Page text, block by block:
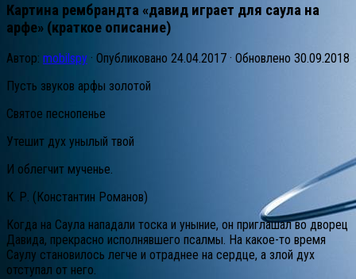
Картина рембрандта «давид играет для саула на
арфе» (краткое описание)
Автор: mobilspy · Опубликовано 24.04.2017 · Обновлено 30.09.2018
Пусть звуков арфы золотой
Святое песнопенье
Утешит дух унылый твой
И облегчит мученье.
К. Р. (Константин Романов)
Когда на Саула нападали тоска и уныние, он приглашал во дворец
Давида, прекрасно исполнявшего псалмы. На какое-то время
Саулу становилось легче и отраднее на сердце, а злой дух
отступал от него.